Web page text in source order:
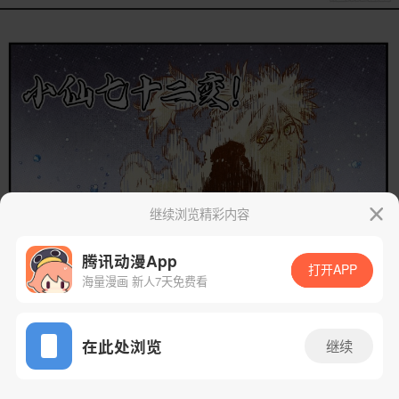
App免费看
继续浏览精彩内容
腾讯动漫App
海量漫画 新人7天免费看
打开APP
在此处浏览 继续